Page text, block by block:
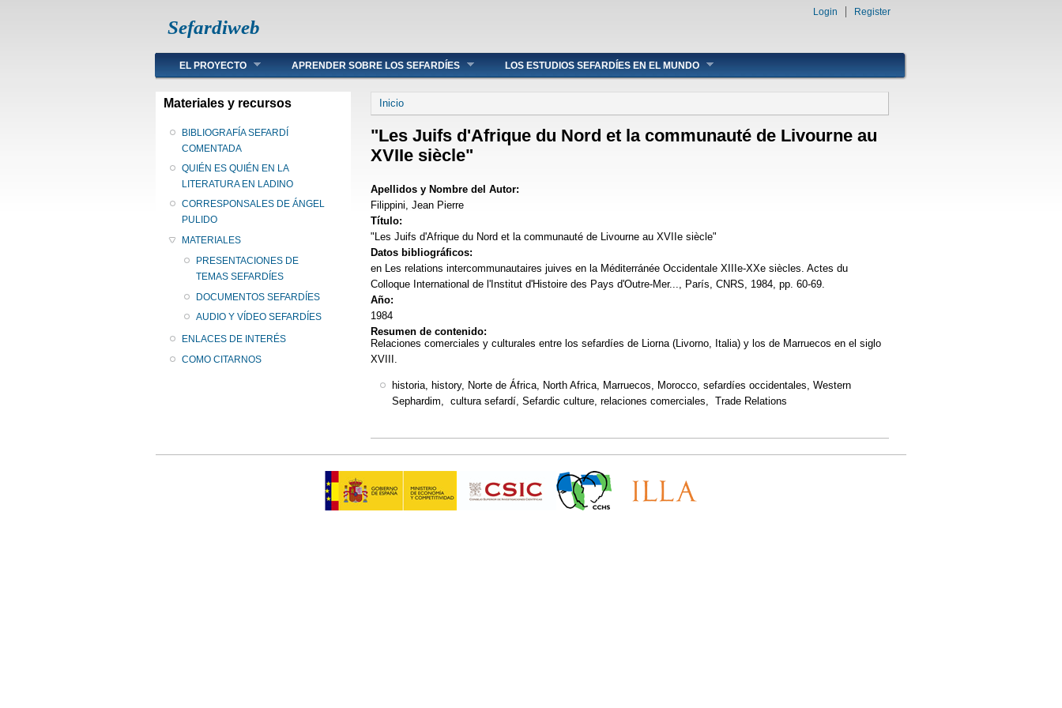
Sefardiweb
Login Register
Main menu
EL PROYECTO APRENDER SOBRE LOS SEFARDÍES LOS ESTUDIOS SEFARDÍES EN EL MUNDO
Materiales y recursos
BIBLIOGRAFÍA SEFARDÍ
COMENTADA
QUIÉN ES QUIÉN EN LA
LITERATURA EN LADINO
CORRESPONSALES DE ÁNGEL
PULIDO
MATERIALES
PRESENTACIONES DE
TEMAS SEFARDÍES
DOCUMENTOS SEFARDÍES
AUDIO Y VÍDEO SEFARDÍES
ENLACES DE INTERÉS
COMO CITARNOS
Se encuentra usted aquí
Inicio
"Les Juifs d'Afrique du Nord et la communauté de Livourne au
XVIIe siècle"
Apellidos y Nombre del Autor:
Filippini, Jean Pierre
Título:
"Les Juifs d'Afrique du Nord et la communauté de Livourne au XVIIe siècle"
Datos bibliográficos:
en Les relations intercommunautaires juives en la Méditerránée Occidentale XIIIe-XXe siècles. Actes du
Colloque International de l'Institut d'Histoire des Pays d'Outre-Mer..., París, CNRS, 1984, pp. 60-69.
Año:
1984
Resumen de contenido:
Relaciones comerciales y culturales entre los sefardíes de Liorna (Livorno, Italia) y los de Marruecos en el siglo
XVIII.
historia, history, Norte de África, North Africa, Marruecos, Morocco, sefardíes occidentales, Western
Sephardim, cultura sefardí, Sefardic culture, relaciones comerciales, Trade Relations